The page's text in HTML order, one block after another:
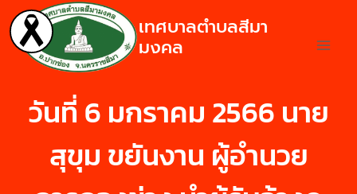
เทศบาลตำบลสีมา
มงคล
วันที่ 6 มกราคม 2566 นาย
สุขุม ขยันงาน ผู้อำนวย